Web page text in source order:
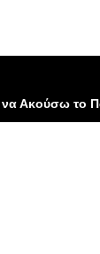
Ακούσω το